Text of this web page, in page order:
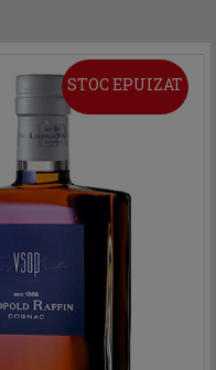
STOC EPUIZAT